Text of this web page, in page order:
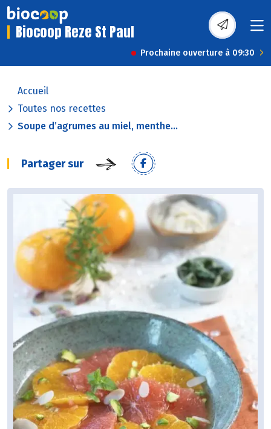
Biocoop Reze St Paul
Prochaine ouverture à 09:30
Accueil
Toutes nos recettes
Soupe d’agrumes au miel, menthe...
Partager sur